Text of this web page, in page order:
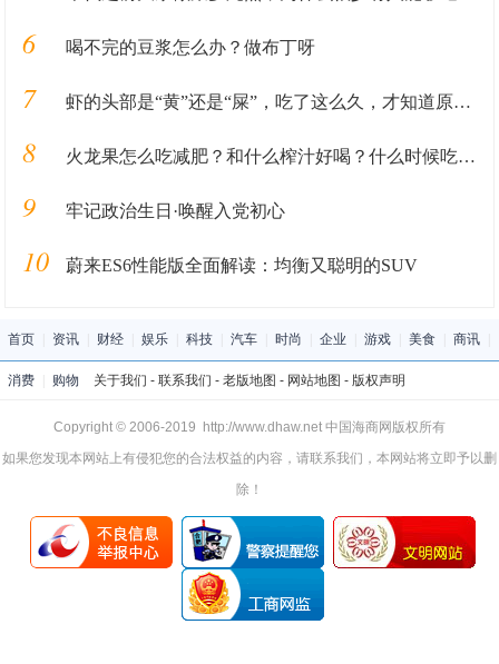
6 喝不完的豆浆怎么办？做布丁呀
7 虾的头部是“黄”还是“屎”，吃了这么久，才知道原来吃错了
8 火龙果怎么吃减肥？和什么榨汁好喝？什么时候吃最好？（附切法大全）
9 牢记政治生日·唤醒入党初心
10 蔚来ES6性能版全面解读：均衡又聪明的SUV
首页 资讯 财经 娱乐 科技 汽车 时尚 企业 游戏 美食 商讯
消费 购物 关于我们 - 联系我们 - 老版地图 - 网站地图 - 版权声明
Copyright © 2006-2019 http://www.dhaw.net 中国海商网版权所有
如果您发现本网站上有侵犯您的合法权益的内容，请联系我们，本网站将立即予以删
除！